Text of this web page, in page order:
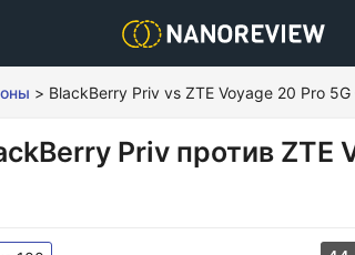
> BlackBerry Priv vs ZTE Voyage 20 Pro
Priv против ZTE